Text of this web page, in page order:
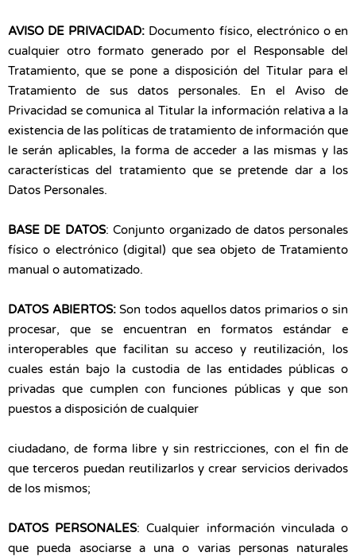
AVISO DE PRIVACIDAD: Documento físico, electrónico o en
cualquier otro formato generado por el Responsable del
Tratamiento, que se pone a disposición del Titular para el
Tratamiento de sus datos personales. En el Aviso de
Privacidad se comunica al Titular la información relativa a la
existencia de las políticas de tratamiento de información que
le serán aplicables, la forma de acceder a las mismas y las
características del tratamiento que se pretende dar a los
Datos Personales.
BASE DE DATOS: Conjunto organizado de datos personales
físico o electrónico (digital) que sea objeto de Tratamiento
manual o automatizado.
DATOS ABIERTOS:Son todos aquellos datos primarios o sin
procesar, que se encuentran en formatos estándar e
interoperables que facilitan su acceso y reutilización, los
cuales están bajo la custodia de las entidades públicas o
privadas que cumplen con funciones públicas y que son
puestos a disposición de cualquier
ciudadano, de forma libre y sin restricciones, con el fin de
que terceros puedan reutilizarlos y crear servicios derivados
de los mismos;
DATOS PERSONALES: Cualquier información vinculada o
que pueda asociarse a una o varias personas naturales